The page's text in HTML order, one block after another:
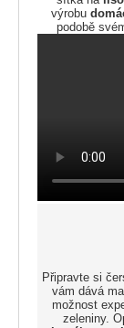
výrobu
podobě
Připravte si
vám dává
možnost
zeleniny.